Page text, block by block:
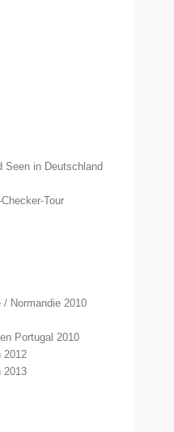
Seen in Deutschland
Tour
/ Normandie 2010
Portugal 2010
2012
2013